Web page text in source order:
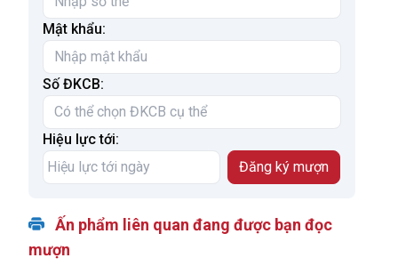
Mật khẩu:
Số ĐKCB:
Hiệu lực tới:
Ấn phẩm liên quan đang được bạn đọc
mượn